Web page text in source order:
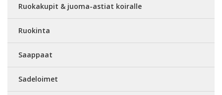
Ruokakupit & juoma-astiat koiralle
Ruokinta
Saappaat
Sadeloimet